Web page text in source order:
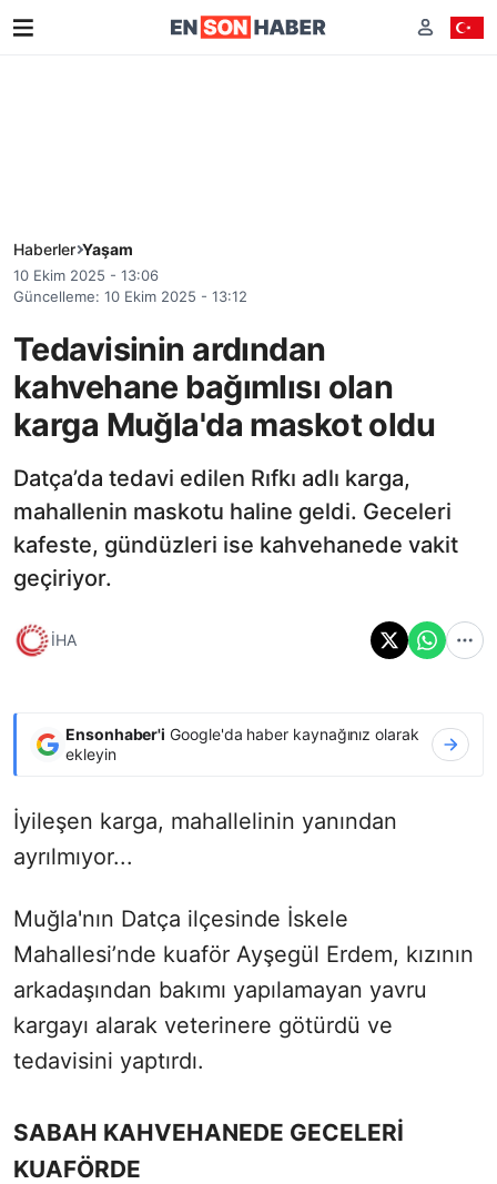
Haberler Yaşam
10 Ekim 2025 - 13:06
Güncelleme: 10 Ekim 2025 - 13:12
Tedavisinin ardından
kahvehane bağımlısı olan
karga Muğla'da maskot oldu
Datça’da tedavi edilen Rıfkı adlı karga,
mahallenin maskotu haline geldi. Geceleri
kafeste, gündüzleri ise kahvehanede vakit
geçiriyor.
İHA
Ensonhaber'i Google'da haber kaynağınız olarak
ekleyin
İyileşen karga, mahallelinin yanından
ayrılmıyor...
Muğla'nın Datça ilçesinde İskele
Mahallesi’nde kuaför Ayşegül Erdem, kızının
arkadaşından bakımı yapılamayan yavru
kargayı alarak veterinere götürdü ve
tedavisini yaptırdı.
SABAH KAHVEHANEDE GECELERİ
KUAFÖRDE